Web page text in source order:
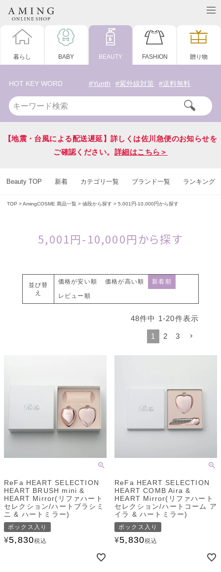
暮らし BABY BEAUTY FASHION 贈り物
HOT KEY WORD #Yunth #紫外線対策 #送料無料
【地震・台風による配送遅延】詳しくは佐川急便のお知らせを
ご確認ください。 詳細はこちら＞
Beauty TOP 新着 カテゴリ一覧 ブランド一覧 ランキング
TOP AmingCOSME 商品一覧 値段から探す 5,001円-10,000円から探す
5,001円-10,000円から探す
並び替
え
価格が安い順 価格が高い順 新着順
レビュー順
48件中 1-20件表示
1 2 3
ReFa HEART SELECTION
HEART BRUSH mini &
HEART Mirror(リファハート
セレクション/ハートブラシミ
ニ & ハートミラー)
ボックス入り
¥5,830税込
ReFa HEART SELECTION
HEART COMB Aira &
HEART Mirror(リファハート
セレクション/ハートコーム ア
イラ & ハートミラー)
ボックス入り
¥5,830税込